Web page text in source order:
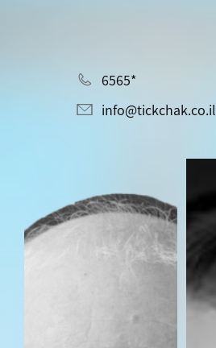
*6565
info@tickchak.co.il